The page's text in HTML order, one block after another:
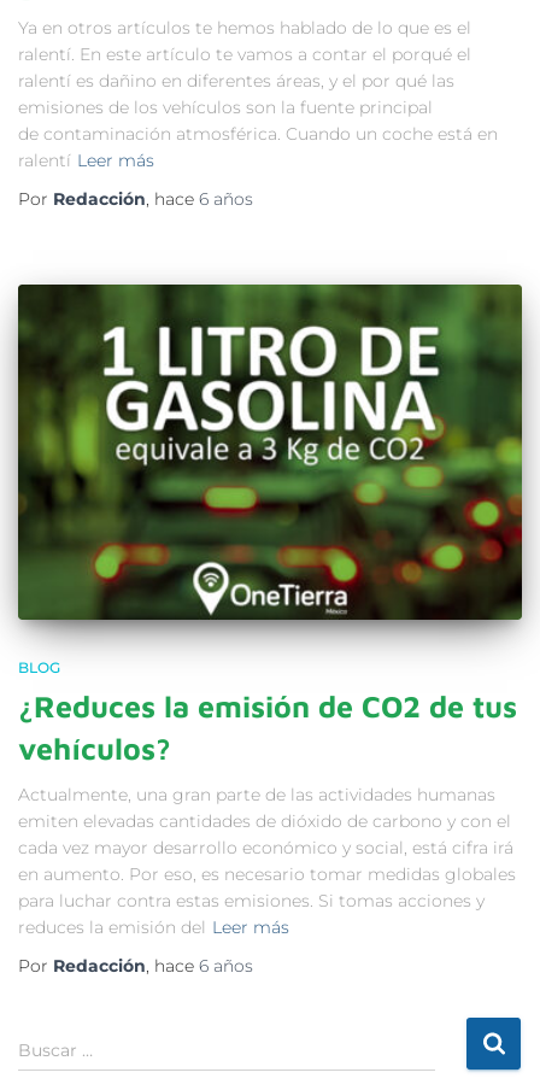
Ya en otros artículos te hemos hablado de lo que es el
ralentí. En este artículo te vamos a contar el porqué el
ralentí es dañino en diferentes áreas, y el por qué las
emisiones de los vehículos son la fuente principal
de contaminación atmosférica. Cuando un coche está en
ralentí Leer más
Por Redacción, hace 6 años
BLOG
¿Reduces la emisión de CO2 de tus
vehículos?
Actualmente, una gran parte de las actividades humanas
emiten elevadas cantidades de dióxido de carbono y con el
cada vez mayor desarrollo económico y social, está cifra irá
en aumento. Por eso, es necesario tomar medidas globales
para luchar contra estas emisiones. Si tomas acciones y
reduces la emisión del Leer más
Por Redacción, hace 6 años
Buscar …